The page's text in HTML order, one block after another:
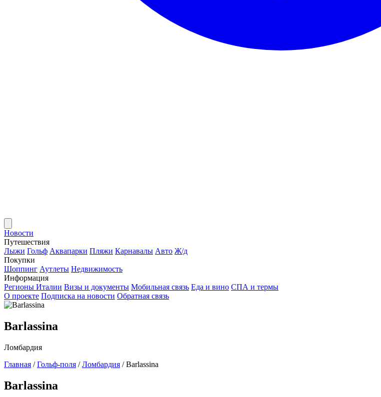
Новости
Путешествия
Лыжи Гольф Аквапарки Пляжи Карнавалы Авто Ж/д
Покупки
Шоппинг Аутлеты Недвижимость
Информация
Регионы Италии Визы и документы Мобильная связь Еда и вино СПА и термы
О проекте Подписка на новости Обратная связь
Barlassina
Ломбардия
Главная / Гольф-поля / Ломбардия / Barlassina
Barlassina